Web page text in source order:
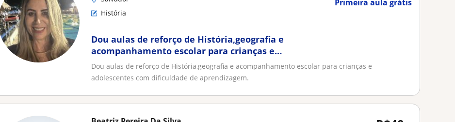
Primeira aula grátis
História
Dou aulas de reforço de História,geografia e
acompanhamento escolar para crianças e
adolescentes com dificuldade de aprendizagem
Dou aulas de reforço de História,geografia e acompanhamento escolar para crianças e
adolescentes com dificuldade de aprendizagem.